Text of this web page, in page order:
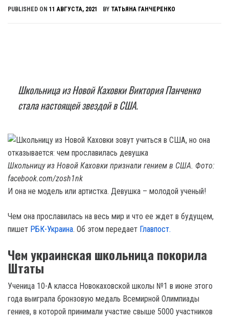
PUBLISHED ON 11 АВГУСТА, 2021 BY ТАТЬЯНА ГАНЧЕРЕНКО
Школьница из Новой Каховки Виктория Панченко
стала настоящей звездой в США.
Школьницу из Новой Каховки признали гением в США. Фото:
facebook.com/zosh1nk
И она не модель или артистка. Девушка – молодой ученый!
Чем она прославилась на весь мир и что ее ждет в будущем,
пишет РБК-Украина. Об этом передает Главпост.
Чем украинская школьница покорила
Штаты
Ученица 10-А класса Новокаховской школы №1 в июне этого
года выиграла бронзовую медаль Всемирной Олимпиады
гениев, в которой принимали участие свыше 5000 участников